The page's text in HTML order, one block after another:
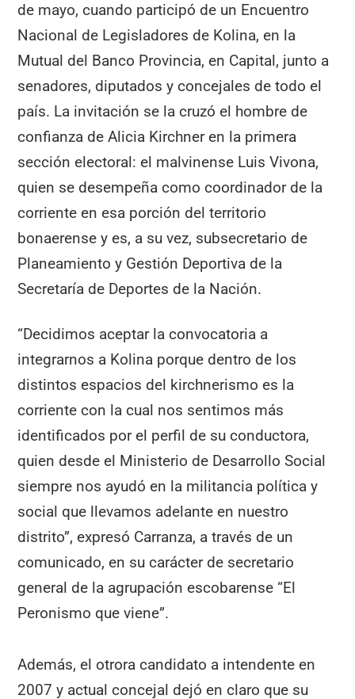
de mayo, cuando participó de un Encuentro
Nacional de Legisladores de Kolina, en la
Mutual del Banco Provincia, en Capital, junto a
senadores, diputados y concejales de todo el
país. La invitación se la cruzó el hombre de
confianza de Alicia Kirchner en la primera
sección electoral: el malvinense Luis Vivona,
quien se desempeña como coordinador de la
corriente en esa porción del territorio
bonaerense y es, a su vez, subsecretario de
Planeamiento y Gestión Deportiva de la
Secretaría de Deportes de la Nación.
“Decidimos aceptar la convocatoria a
integrarnos a Kolina porque dentro de los
distintos espacios del kirchnerismo es la
corriente con la cual nos sentimos más
identificados por el perfil de su conductora,
quien desde el Ministerio de Desarrollo Social
siempre nos ayudó en la militancia política y
social que llevamos adelante en nuestro
distrito”, expresó Carranza, a través de un
comunicado, en su carácter de secretario
general de la agrupación escobarense “El
Peronismo que viene”.
Además, el otrora candidato a intendente en
2007 y actual concejal dejó en claro que su